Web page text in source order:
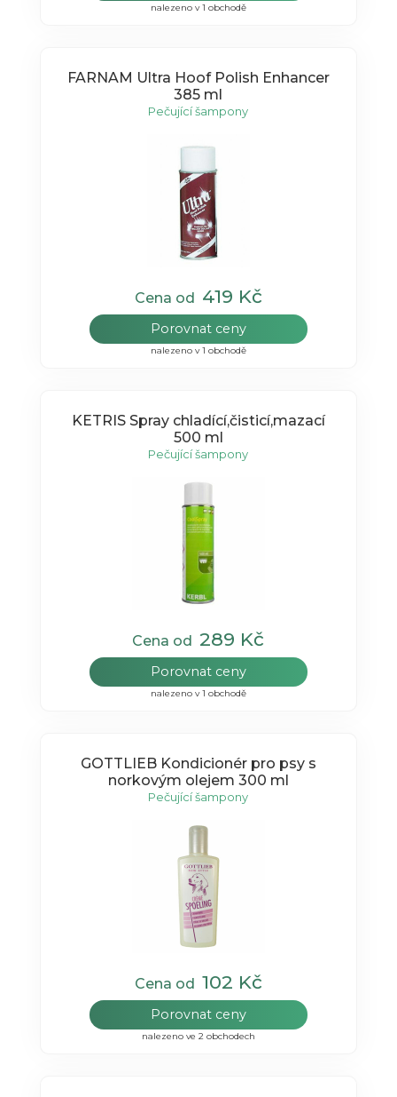
nalezeno v 1 obchodě
FARNAM Ultra Hoof Polish Enhancer
385 ml
Pečující šampony
Cena od 419 Kč
Porovnat ceny
nalezeno v 1 obchodě
KETRIS Spray chladící,čisticí,mazací
500 ml
Pečující šampony
Cena od289 Kč
Porovnat ceny
nalezeno v 1 obchodě
GOTTLIEB Kondicionér pro psy s
norkovým olejem 300 ml
Pečující šampony
Cena od 102 Kč
Porovnat ceny
nalezeno ve 2 obchodech